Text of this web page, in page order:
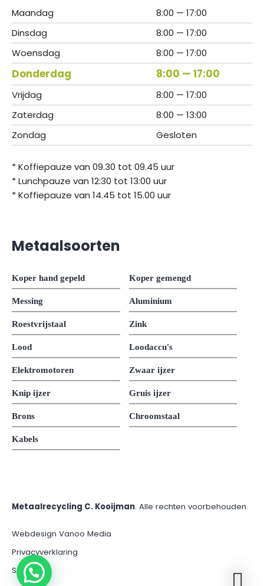
Maandag
8:00 — 17:00
Dinsdag
8:00 — 17:00
Woensdag
8:00 — 17:00
Donderdag 8:00 — 17:00
Vrijdag
8:00 — 17:00
Zaterdag
8:00 — 13:00
Zondag
Gesloten
* Koffiepauze van 09.30 tot 09.45 uur
* Lunchpauze van 12:30 tot 13:00 uur
* Koffiepauze van 14.45 tot 15.00 uur
Metaalsoorten
Koper hand gepeld Koper gemengd
Messing Aluminium
Roestvrijstaal Zink
Lood Loodaccu's
Elektromotoren Zwaar ijzer
Knip ijzer Gruis ijzer
Brons Chroomstaal
Kabels
Metaalrecycling C. Kooijman. Alle rechten voorbehouden.
Webdesign Vanoo Media
Privacyverklaring
Sitemap